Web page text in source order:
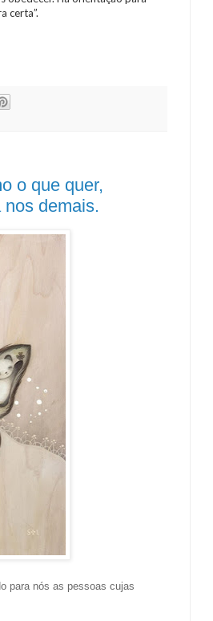
certa”.
o que quer,
demais.
para nós as pessoas cujas